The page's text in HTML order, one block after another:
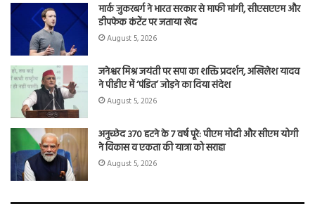
मार्क जुकरबर्ग ने भारत सरकार से माफी मांगी, सीएसएएम और
डीपफेक कंटेंट पर जताया खेद
August 5, 2026
जनेश्वर मिश्र जयंती पर सपा का शक्ति प्रदर्शन, अखिलेश यादव
ने पीडीए में ‘पंडित’ जोड़ने का दिया संदेश
August 5, 2026
अनुच्छेद 370 हटने के 7 वर्ष पूरे: पीएम मोदी और सीएम योगी
ने विकास व एकता की यात्रा को सराहा
August 5, 2026